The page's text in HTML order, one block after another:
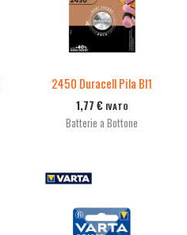
2450 Duracell Pila Bl1
1,77 € IVATO
Batterie a Bottone